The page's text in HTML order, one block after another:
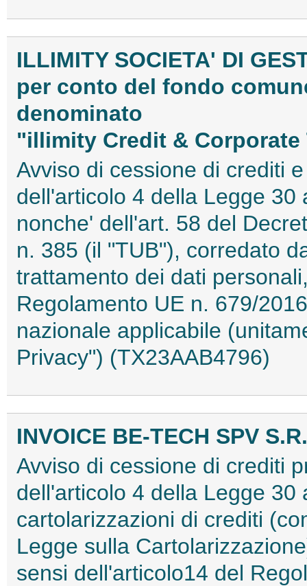
ILLIMITY SOCIETA' DI
per conto del fondo
denominato
"illimity Credit &
Avviso di cessione di crediti
dell'articolo 4 della Legge
nonche' dell'art. 58 del
n. 385 (il "TUB"), corredato
trattamento dei dati
Regolamento UE n. 679/
nazionale applicabile
Privacy") (TX23AAB4796)
INVOICE BE-TECH SPV
Avviso di cessione di crediti
dell'articolo 4 della Legge
cartolarizzazioni di crediti
Legge sulla
sensi dell'articolo14 del